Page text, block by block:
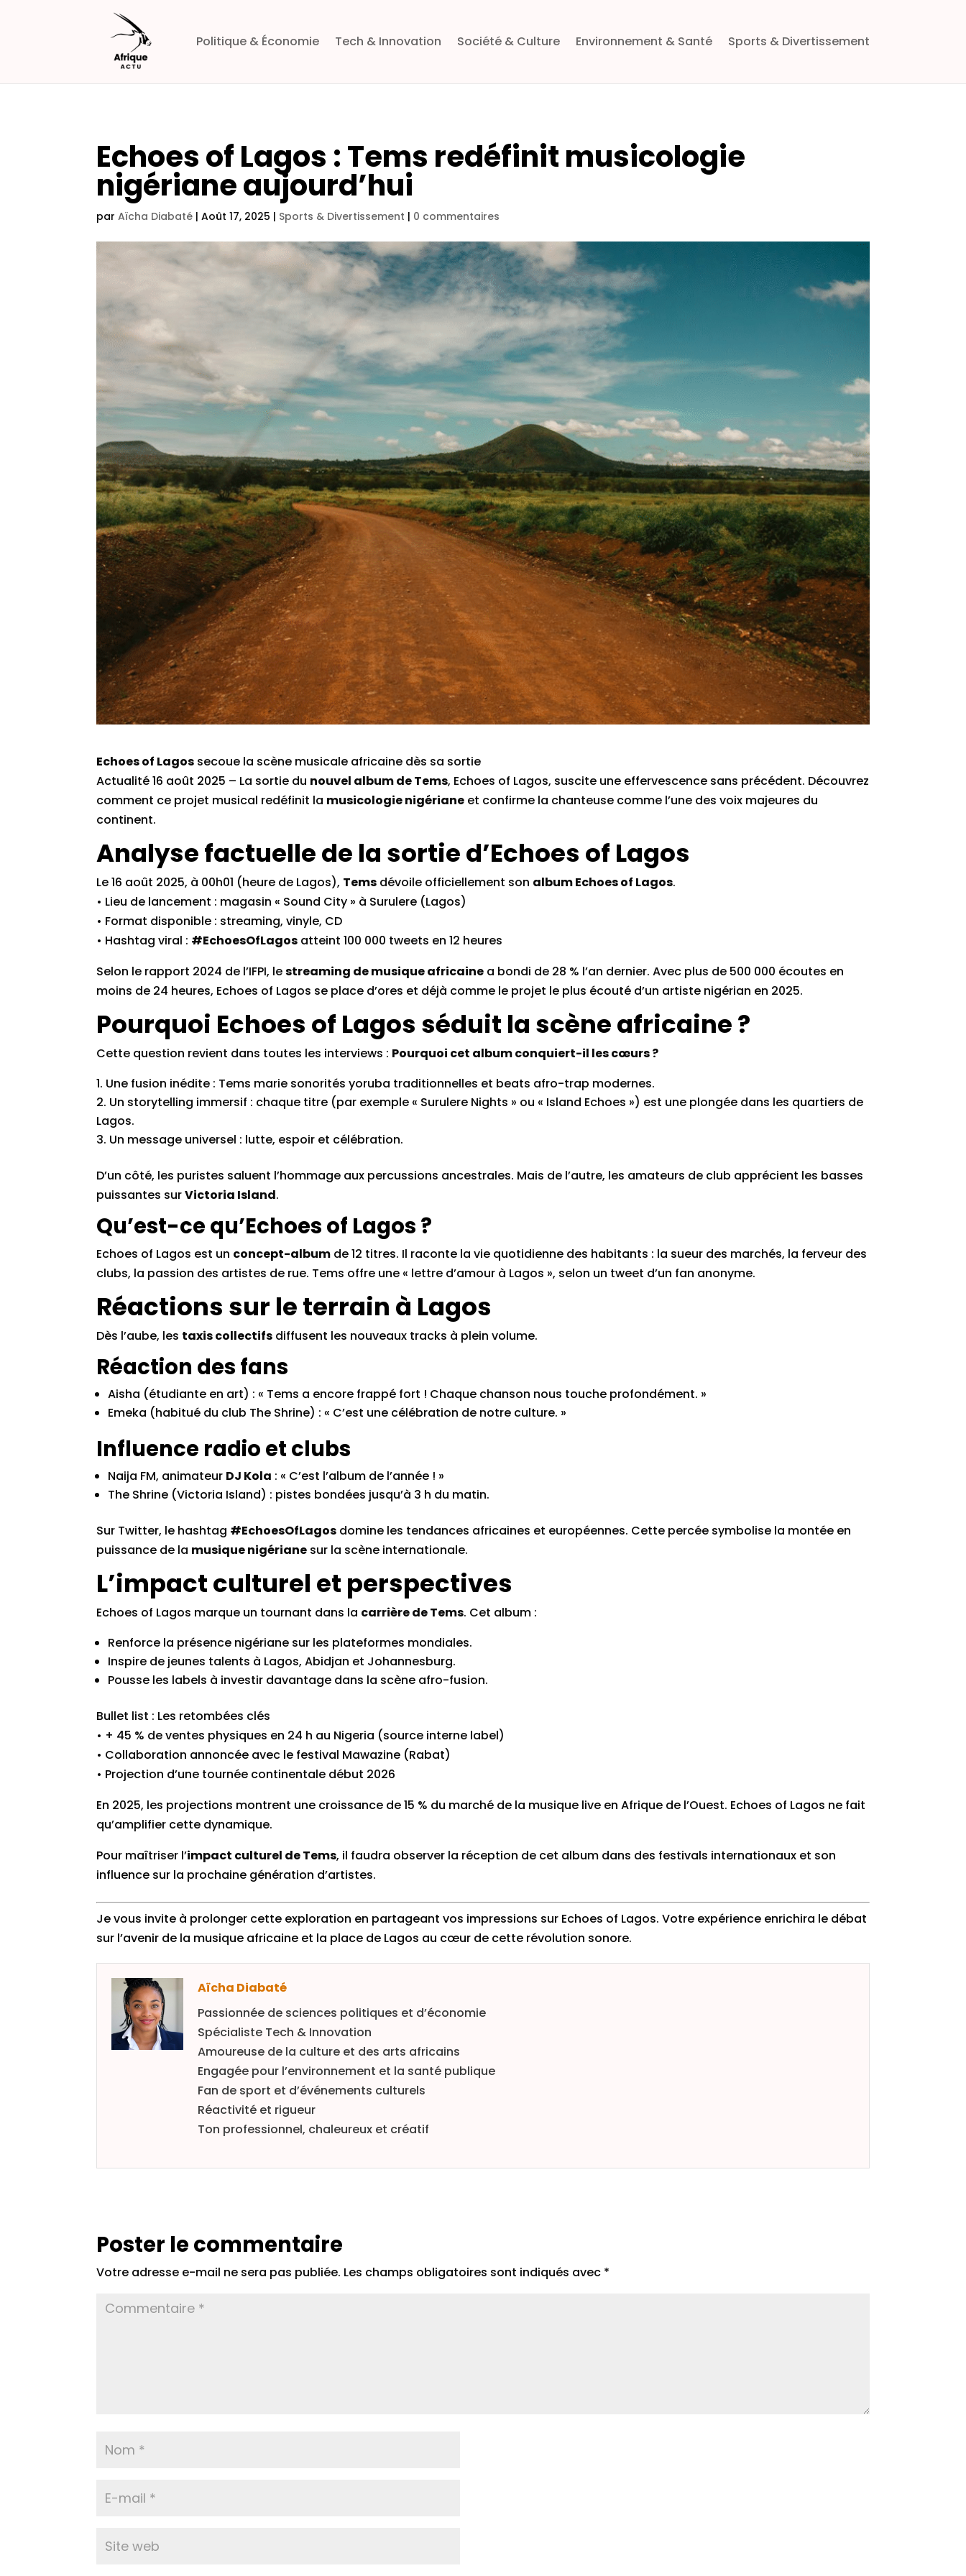
Politique & Économie Tech & Innovation Société & Culture Environnement & Santé Sports & Divertissement
Echoes of Lagos : Tems redéfinit musicologie
nigériane aujourd’hui
parAïcha Diabaté |Août 17, 2025 | Sports & Divertissement | 0 commentaires
Echoes of Lagos secoue la scène musicale africaine dès sa sortie
Actualité 16 août 2025 – La sortie du nouvel album de Tems, Echoes of Lagos, suscite une effervescence sans précédent. Découvrez
comment ce projet musical redéfinit la musicologie nigériane et confirme la chanteuse comme l’une des voix majeures du
continent.
Analyse factuelle de la sortie d’Echoes of Lagos
Le 16 août 2025, à 00h01 (heure de Lagos), Tems dévoile officiellement son album Echoes of Lagos.
• Lieu de lancement : magasin « Sound City » à Surulere (Lagos)
• Format disponible : streaming, vinyle, CD
• Hashtag viral : #EchoesOfLagos atteint 100 000 tweets en 12 heures
Selon le rapport 2024 de l’IFPI, lestreaming de musique africaine a bondi de 28 % l’an dernier. Avec plus de 500 000 écoutes en
moins de 24 heures, Echoes of Lagos se place d’ores et déjà comme le projet le plus écouté d’un artiste nigérian en 2025.
Pourquoi Echoes of Lagos séduit la scène africaine ?
Cette question revient dans toutes les interviews : Pourquoi cet album conquiert-il les cœurs ?
Une fusion inédite : Tems marie sonorités yoruba traditionnelles et beats afro-trap modernes.
Un storytelling immersif : chaque titre (par exemple « Surulere Nights » ou « Island Echoes ») est une plongée dans les quartiers de
Lagos.
Un message universel : lutte, espoir et célébration.
D’un côté, les puristes saluent l’hommage aux percussions ancestrales. Mais de l’autre, les amateurs de club apprécient les basses
puissantes surVictoria Island.
Qu’est-ce qu’Echoes of Lagos ?
Echoes of Lagos est un concept-album de 12 titres. Il raconte la vie quotidienne des habitants : la sueur des marchés, la ferveur des
clubs, la passion des artistes de rue. Tems offre une « lettre d’amour à Lagos », selon un tweet d’un fan anonyme.
Réactions sur le terrain à Lagos
Dès l’aube, les taxis collectifs diffusent les nouveaux tracks à plein volume.
Réaction des fans
Aisha (étudiante en art) : « Tems a encore frappé fort ! Chaque chanson nous touche profondément. »
Emeka (habitué du club The Shrine) : « C’est une célébration de notre culture. »
Influence radio et clubs
Naija FM, animateur DJ Kola : « C’est l’album de l’année ! »
The Shrine (Victoria Island) : pistes bondées jusqu’à 3 h du matin.
Sur Twitter, le hashtag #EchoesOfLagos domine les tendances africaines et européennes. Cette percée symbolise la montée en
puissance de la musique nigériane sur la scène internationale.
L’impact culturel et perspectives
Echoes of Lagos marque un tournant dans la carrière de Tems. Cet album :
Renforce la présence nigériane sur les plateformes mondiales.
Inspire de jeunes talents à Lagos, Abidjan et Johannesburg.
Pousse les labels à investir davantage dans la scène afro-fusion.
Bullet list : Les retombées clés
• + 45 % de ventes physiques en 24 h au Nigeria (source interne label)
• Collaboration annoncée avec le festival Mawazine (Rabat)
• Projection d’une tournée continentale début 2026
En 2025, les projections montrent une croissance de 15 % du marché de la musique live en Afrique de l’Ouest. Echoes of Lagos ne fait
qu’amplifier cette dynamique.
Pour maîtriser l’impact culturel de Tems, il faudra observer la réception de cet album dans des festivals internationaux et son
influence sur la prochaine génération d’artistes.
Je vous invite à prolonger cette exploration en partageant vos impressions sur Echoes of Lagos. Votre expérience enrichira le débat
sur l’avenir de la musique africaine et la place de Lagos au cœur de cette révolution sonore.
Aïcha Diabaté
Passionnée de sciences politiques et d’économie
Spécialiste Tech & Innovation
Amoureuse de la culture et des arts africains
Engagée pour l’environnement et la santé publique
Fan de sport et d’événements culturels
Réactivité et rigueur
Ton professionnel, chaleureux et créatif
Poster le commentaire
Votre adresse e-mail ne sera pas publiée. Les champs obligatoires sont indiqués avec *